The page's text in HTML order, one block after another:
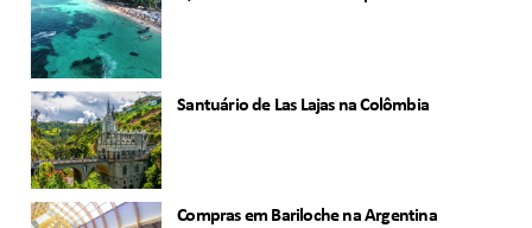
Santuário de Las Lajas na Colômbia
Compras em Bariloche na Argentina